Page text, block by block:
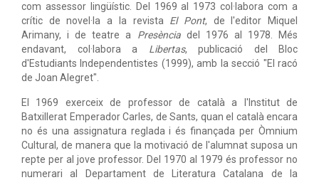
com assessor lingüístic. Del 1969 al 1973 col·labora com a
crític de novel·la a la revista El Pont, de l'editor Miquel
Arimany, i de teatre a Presència del 1976 al 1978. Més
endavant, col·labora a Libertas, publicació del Bloc
d'Estudiants Independentistes (1999), amb la secció "El racó
de Joan Alegret".
El 1969 exerceix de professor de català a l'Institut de
Batxillerat Emperador Carles, de Sants, quan el català encara
no és una assignatura reglada i és finançada per Òmnium
Cultural, de manera que la motivació de l'alumnat suposa un
repte per al jove professor. Del 1970 al 1979 és professor no
numerari al Departament de Literatura Catalana de la